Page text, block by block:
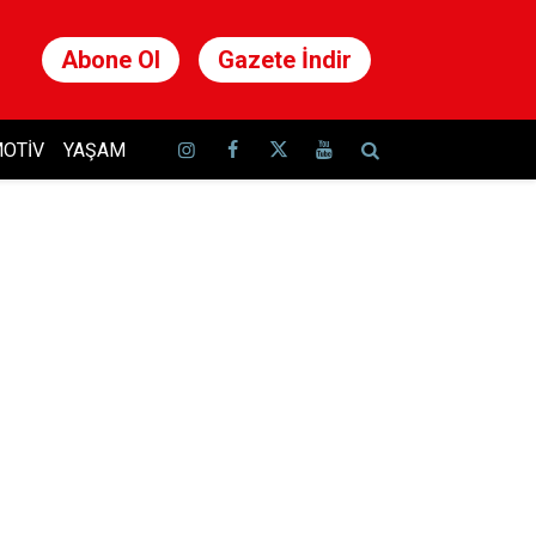
Abone Ol Gazete İndir
YAŞAM